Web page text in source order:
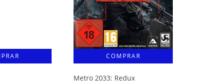
Metro 2033: Redux